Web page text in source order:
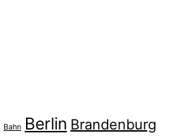
Bahn Berlin Brandenburg